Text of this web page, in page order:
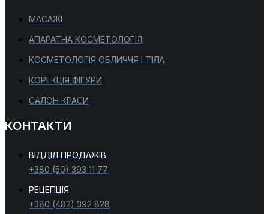
МАСАЖІ
АПАРАТНА КОСМЕТОЛОГІЯ
КОСМЕТОЛОГІЯ ОБЛИЧЧЯ І ТІЛА
КОРЕКЦІЯ ФІГУРИ
САЛОН КРАСИ
КОНТАКТИ
ВІДДІЛ ПРОДАЖІВ
+380 (50) 393 11 77
РЕЦЕПЦІЯ
+380 (482) 392 828